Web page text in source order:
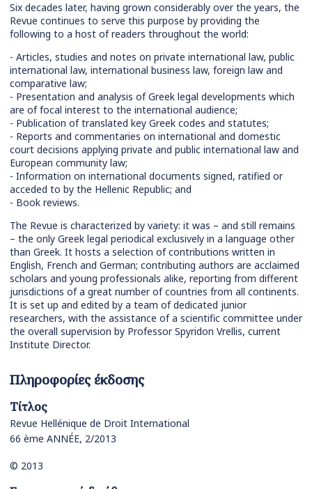
Six decades later, having grown considerably over the years, the
Revue continues to serve this purpose by providing the
following to a host of readers throughout the world:
- Articles, studies and notes on private international law, public
international law, international business law, foreign law and
comparative law;
- Presentation and analysis of Greek legal developments which
are of focal interest to the international audience;
- Publication of translated key Greek codes and statutes;
- Reports and commentaries on international and domestic
court decisions applying private and public international law and
European community law;
- Information on international documents signed, ratified or
acceded to by the Hellenic Republic; and
- Book reviews.
The Revue is characterized by variety: it was – and still remains
– the only Greek legal periodical exclusively in a language other
than Greek. It hosts a selection of contributions written in
English, French and German; contributing authors are acclaimed
scholars and young professionals alike, reporting from different
jurisdictions of a great number of countries from all continents.
It is set up and edited by a team of dedicated junior
researchers, with the assistance of a scientific committee under
the overall supervision by Professor Spyridon Vrellis, current
Institute Director.
Πληροφορίες έκδοσης
Τίτλος
Revue Hellénique de Droit International
66 ème ANNÉE, 2/2013
© 2013